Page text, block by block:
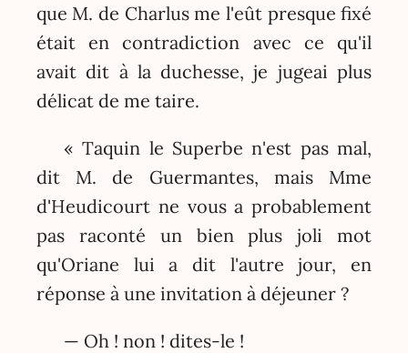
que M. de Charlus me l'eût presque fixé
était en contradiction avec ce qu'il
avait dit à la duchesse, je jugeai plus
délicat de me taire.
« Taquin le Superbe n'est pas mal,
dit M. de Guermantes, mais Mme
d'Heudicourt ne vous a probablement
pas raconté un bien plus joli mot
qu'Oriane lui a dit l'autre jour, en
réponse à une invitation à déjeuner ?
— Oh ! non ! dites-le !